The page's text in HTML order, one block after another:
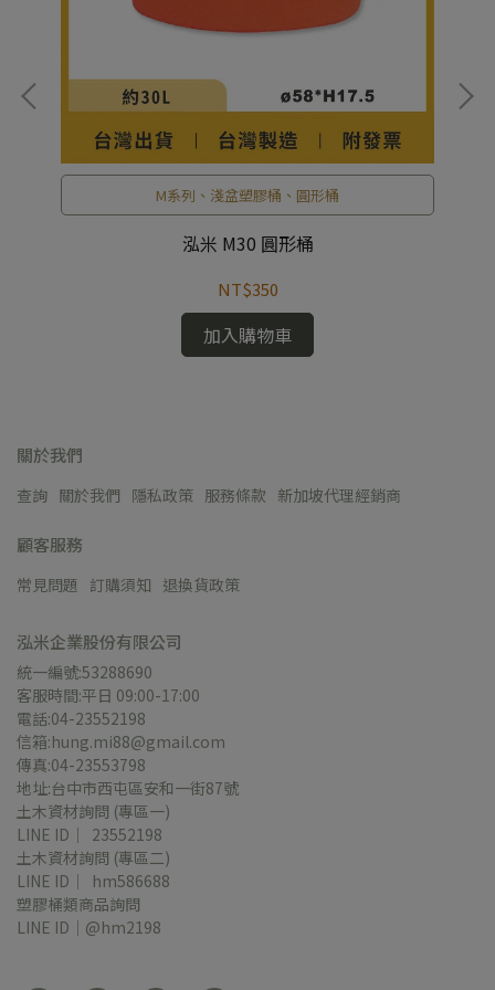
M系列、淺盆塑膠桶、圓形桶
泓米 M30 圓形桶
NT$350
加入購物車
關於我們
查詢 關於我們 隱私政策 服務條款 新加坡代理經銷商
顧客服務
常見問題 訂購須知 退換貨政策
泓米企業股份有限公司
統一編號:53288690
客服時間:平日 09:00-17:00
電話:04-23552198
信箱:hung.mi88@gmail.com
傳真:04-23553798
地址:台中市西屯區安和一街87號
土木資材詢問 (專區一)
LINE ID｜  23552198
土木資材詢問 (專區二)
LINE ID｜  hm586688
塑膠桶類商品詢問
LINE ID｜@hm2198